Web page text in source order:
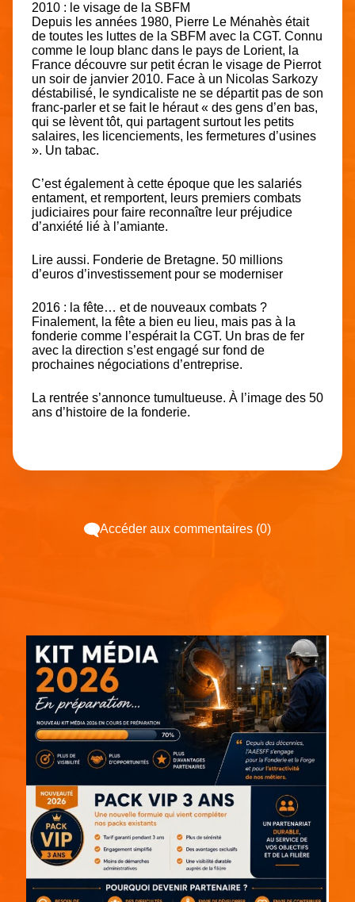
2010 : le visage de la SBFM
Depuis les années 1980, Pierre Le Ménahès était
de toutes les luttes de la SBFM avec la CGT. Connu
comme le loup blanc dans le pays de Lorient, la
France découvre sur petit écran le visage de Pierrot
un soir de janvier 2010. Face à un Nicolas Sarkozy
déstabilisé, le syndicaliste ne se départit pas de son
franc-parler et se fait le héraut « des gens d’en bas,
qui se lèvent tôt, qui partagent surtout les petits
salaires, les licenciements, les fermetures d’usines
». Un tabac.
C’est également à cette époque que les salariés
entament, et remportent, leurs premiers combats
judiciaires pour faire reconnaître leur préjudice
d’anxiété lié à l’amiante.
Lire aussi. Fonderie de Bretagne. 50 millions
d’euros d’investissement pour se moderniser
2016 : la fête… et de nouveaux combats ?
Finalement, la fête a bien eu lieu, mais pas à la
fonderie comme l’espérait la CGT. Un bras de fer
avec la direction s’est engagé sur fond de
prochaines négociations d’entreprise.
La rentrée s’annonce tumultueuse. À l’image des 50
ans d’histoire de la fonderie.
Accéder aux commentaires (0)